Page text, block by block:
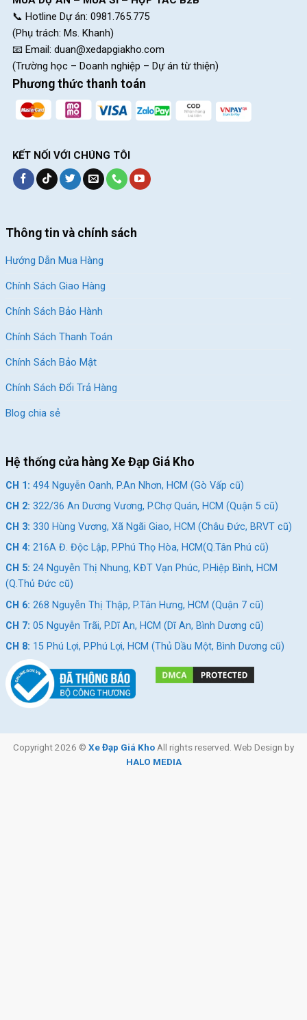
CH 7:05 Nguyễn Trãi, P.Dĩ An, HCM (Dĩ An, Bình Dương
cũ)
CH 8:
15 Phú Lợi, P.Phú Lợi, HCM (Thủ Dầu Một, Bình
Dương cũ)
SKU:24S650
Thẻ:Hợp Kim Thép ,Shimano Tourney,Xe đạp địa hình Shimano
📞 Hotline Dự án: 0981.765.775
(Phụ trách: Ms. Khanh)
📧 Email: duan@xedapgiakho.com
(Trường học – Doanh nghiệp – Dự án từ thiện)
Phương thức thanh toán
KẾT NỐI VỚI CHÚNG TÔI
Thông tin và chính sách
Hướng Dẫn Mua Hàng
Chính Sách Giao Hàng
Chính Sách Bảo Hành
Chính Sách Thanh Toán
Chính Sách Bảo Mật
Chính Sách Đổi Trả Hàng
Blog chia sẻ
Hệ thống cửa hàng Xe Đạp Giá Kho
CH 1: 494 Nguyễn Oanh, P.An Nhơn, HCM (Gò Vấp cũ)
CH 2: 322/36 An Dương Vương, P.Chợ Quán, HCM (Quận 5 cũ)
CH 3: 330 Hùng Vương, Xã Ngãi Giao, HCM (Châu Đức, BRVT cũ)
CH 4: 216A Đ. Độc Lập, P.Phú Thọ Hòa, HCM(Q.Tân Phú cũ)
CH 5: 24 Nguyễn Thị Nhung, KĐT Vạn Phúc, P.Hiệp Bình, HCM
(Q.Thủ Đức cũ)
CH 6: 268 Nguyễn Thị Thập, P.Tân Hưng, HCM (Quận 7 cũ)
CH 7: 05 Nguyễn Trãi, P.Dĩ An, HCM (Dĩ An, Bình Dương cũ)
CH 8: 15 Phú Lợi, P.Phú Lợi, HCM (Thủ Dầu Một, Bình Dương cũ)
Copyright 2026 © Xe Đạp Giá Kho All rights reserved. Web Design by
HALO MEDIA